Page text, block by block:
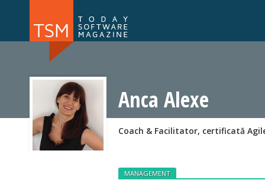
NOU
Anca Alexe
Coach & Facilitator, certificată
MANAGEMENT